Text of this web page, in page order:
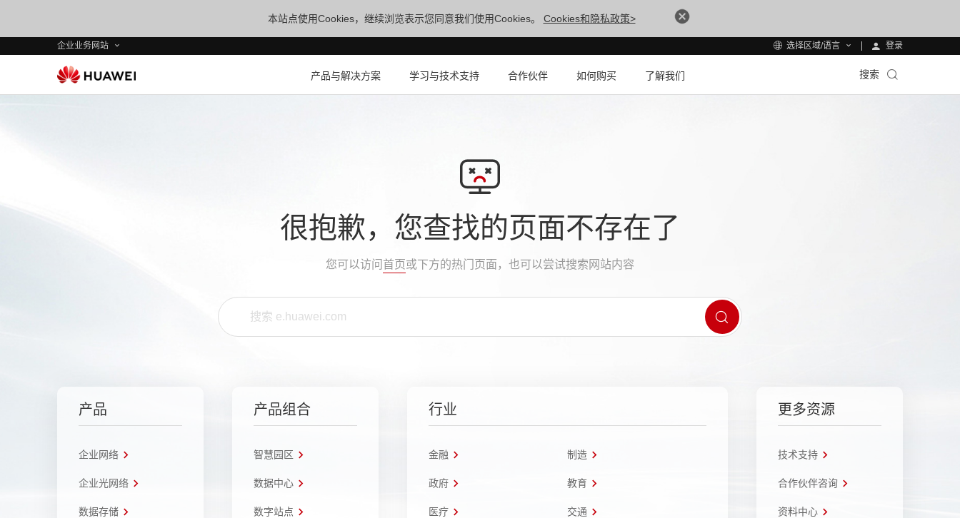
本站点使用Cookies，继续浏览表示您同意我们使用Cookies。 Cookies和隐私政策>
企业业务网站 选择区域/语言 登录
产品与解决方案 学习与技术支持 合作伙伴 如何购买 了解我们 搜索
很抱歉，您查找的页面不存在了
您可以访问 首页或下方的热门页面，也可以尝试搜索网站内容
产品
企业网络
企业光网络
数据存储
产品组合
智慧园区
数据中心
数字站点
行业
金融 制造
政府 教育
医疗 交通
更多资源
技术支持
合作伙伴咨询
资料中心